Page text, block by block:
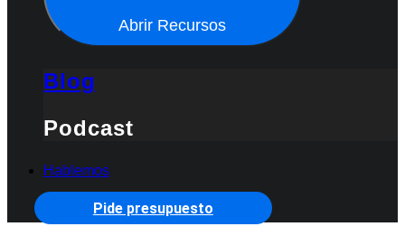
Abrir Recursos
Blog
Podcast
Hablemos
Pide presupuesto